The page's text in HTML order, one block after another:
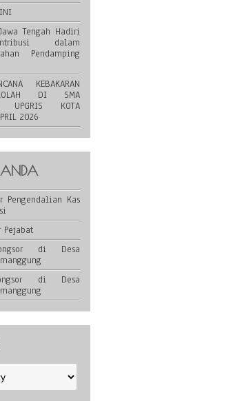
Tengah Hadiri
dalam
Pendamping
KEBAKARAN
DI SMA
UPGRIS KOTA
2026
Pengendalian Kas
Pejabat
di Desa
di Desa